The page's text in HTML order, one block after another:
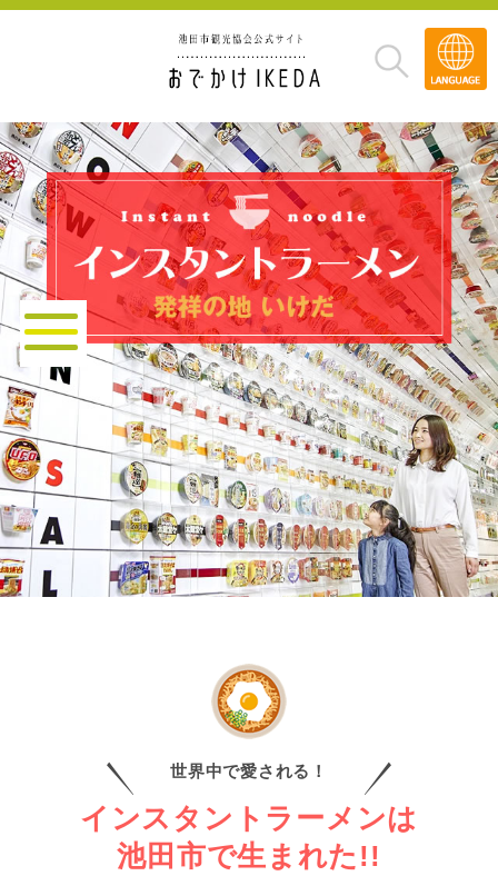
インスタントラーメン発祥の地いけだ
インスタントラーメンは
池田市で生まれた!!
世界中で愛される！
»